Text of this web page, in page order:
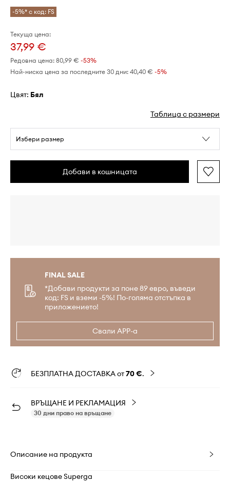
-5%* с код: FS
Текуща цена:
37,99 €
Редовна цена: 80,99 € -53%
Най-ниска цена за последните 30 дни: 40,40 € -5%
Цвят: бял
Таблица с размери
Избери размер
Добави в кошницата
FINAL SALE
*Добави продукти за поне 89 евро, въведи
код: FS и вземи -5%! По-голяма отстъпка в
приложението!
Свали APP-а
БЕЗПЛАТНА ДОСТАВКА от70 €.
ВРЪЩАНЕ И РЕКЛАМАЦИЯ
30 дни право на връщане
Описание на продукта
Високи кецове Superga